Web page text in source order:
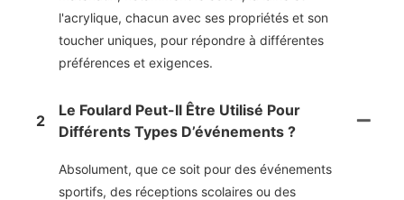
l'acrylique, chacun avec ses propriétés et son
toucher uniques, pour répondre à différentes
préférences et exigences.
2
Le Foulard Peut-Il Être Utilisé Pour
Différents Types D’événements ?
Absolument, que ce soit pour des événements
sportifs, des réceptions scolaires ou des